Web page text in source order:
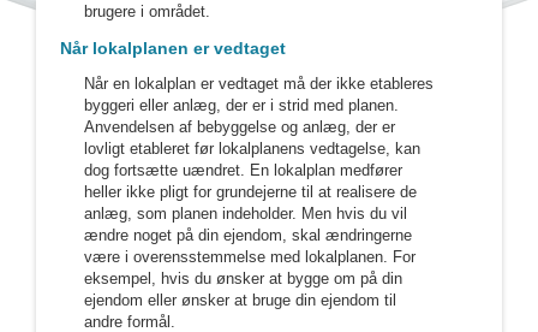
brugere i området.
Når lokalplanen er vedtaget
Når en lokalplan er vedtaget må der ikke etableres
byggeri eller anlæg, der er i strid med planen.
Anvendelsen af bebyggelse og anlæg, der er
lovligt etableret før lokalplanens vedtagelse, kan
dog fortsætte uændret. En lokalplan medfører
heller ikke pligt for grundejerne til at realisere de
anlæg, som planen indeholder. Men hvis du vil
ændre noget på din ejendom, skal ændringerne
være i overensstemmelse med lokalplanen. For
eksempel, hvis du ønsker at bygge om på din
ejendom eller ønsker at bruge din ejendom til
andre formål.